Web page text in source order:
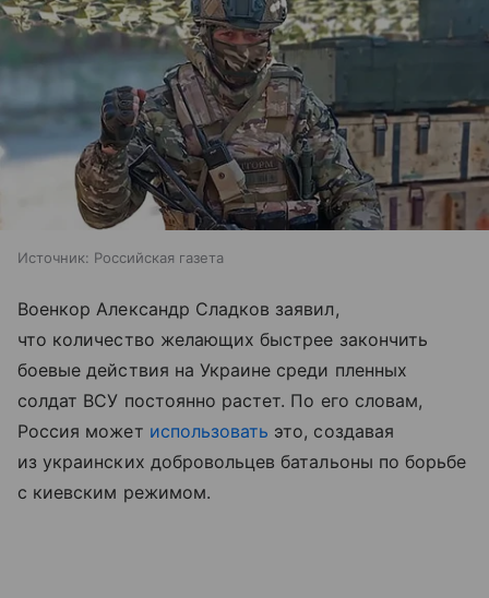
Источник: Российская газета
Военкор Александр Сладков заявил,
что количество желающих быстрее закончить
боевые действия на Украине среди пленных
солдат ВСУ постоянно растет. По его словам,
Россия может использовать это, создавая
из украинских добровольцев батальоны по борьбе
с киевским режимом.